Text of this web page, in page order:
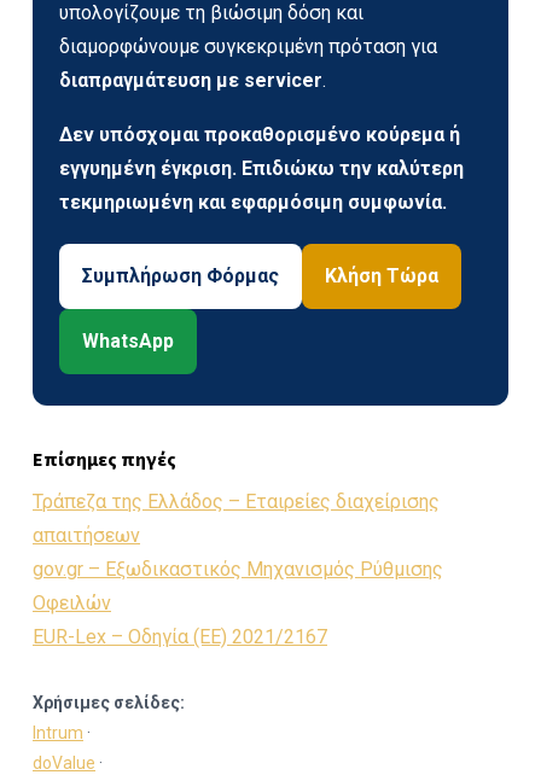
υπολογίζουμε τη βιώσιμη δόση και
διαμορφώνουμε συγκεκριμένη πρόταση για
διαπραγμάτευση με servicer.
Δεν υπόσχομαι προκαθορισμένο κούρεμα ή
εγγυημένη έγκριση. Επιδιώκω την καλύτερη
τεκμηριωμένη και εφαρμόσιμη συμφωνία.
Συμπλήρωση Φόρμας Κλήση Τώρα
WhatsApp
Επίσημες πηγές
Τράπεζα της Ελλάδος – Εταιρείες διαχείρισης
απαιτήσεων
gov.gr – Εξωδικαστικός Μηχανισμός Ρύθμισης
Οφειλών
EUR-Lex – Οδηγία (ΕΕ) 2021/2167
Χρήσιμες σελίδες:
Intrum ·
doValue ·